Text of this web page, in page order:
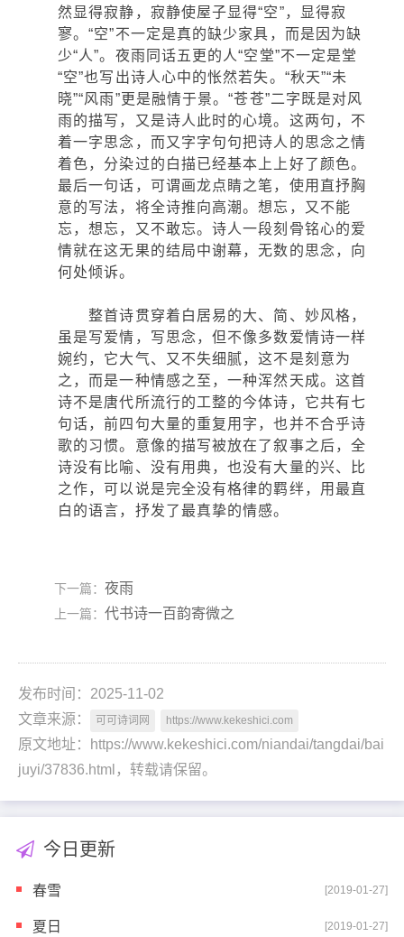
然显得寂静，寂静使屋子显得“空”，显得寂
寥。“空”不一定是真的缺少家具，而是因为缺
少“人”。夜雨同话五更的人“空堂”不一定是堂
“空”也写出诗人心中的怅然若失。“秋天”“未
晓”“风雨”更是融情于景。“苍苍”二字既是对风
雨的描写，又是诗人此时的心境。这两句，不
着一字思念，而又字字句句把诗人的思念之情
着色，分染过的白描已经基本上上好了颜色。
最后一句话，可谓画龙点睛之笔，使用直抒胸
意的写法，将全诗推向高潮。想忘，又不能
忘，想忘，又不敢忘。诗人一段刻骨铭心的爱
情就在这无果的结局中谢幕，无数的思念，向
何处倾诉。
整首诗贯穿着白居易的大、简、妙风格，
虽是写爱情，写思念，但不像多数爱情诗一样
婉约，它大气、又不失细腻，这不是刻意为
之，而是一种情感之至，一种浑然天成。这首
诗不是唐代所流行的工整的今体诗，它共有七
句话，前四句大量的重复用字，也并不合乎诗
歌的习惯。意像的描写被放在了叙事之后，全
诗没有比喻、没有用典，也没有大量的兴、比
之作，可以说是完全没有格律的羁绊，用最直
白的语言，抒发了最真挚的情感。
下一篇： 夜雨
上一篇： 代书诗一百韵寄微之
发布时间：2025-11-02
文章来源：
可可诗词网 https://www.kekeshici.com
原文地址：https://www.kekeshici.com/niandai/tangdai/bai
juyi/37836.html，转载请保留。
今日更新
春雪 [2019-01-27]
夏日 [2019-01-27]